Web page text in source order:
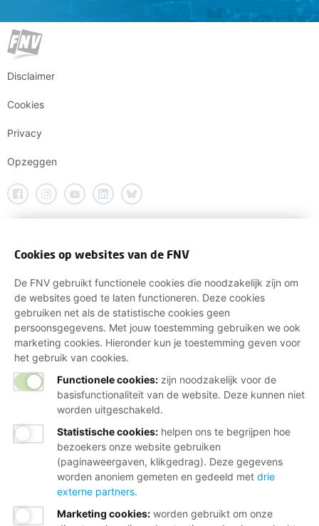
Disclaimer
Cookies
Privacy
Opzeggen
Cookies op websites van de FNV
De FNV gebruikt functionele cookies die noodzakelijk zijn om
de websites goed te laten functioneren. Deze cookies
gebruiken net als de statistische cookies geen
persoonsgegevens. Met jouw toestemming gebruiken we ook
marketing cookies. Hieronder kun je toestemming geven voor
het gebruik van cookies.
Functionele cookies: zijn noodzakelijk voor de
basisfunctionaliteit van de website. Deze kunnen niet
worden uitgeschakeld.
Statistische cookies: helpen ons te begrijpen hoe
bezoekers onze website gebruiken
(paginaweergaven, klikgedrag). Deze gegevens
worden anoniem gemeten en gedeeld met drie
externe partners.
Marketing cookies: worden gebruikt om onze